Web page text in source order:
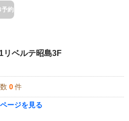
予約
リベルテ昭島3F
0 件
ージを見る